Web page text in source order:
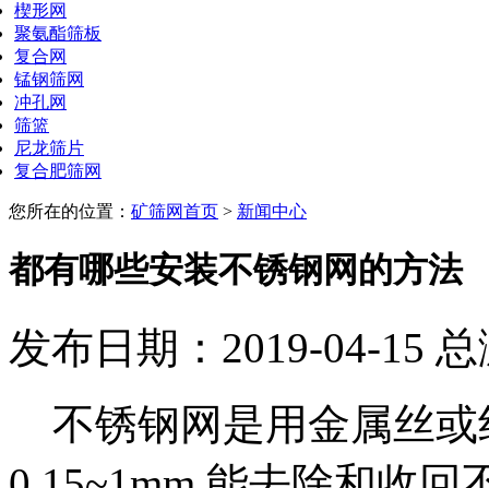
楔形网
聚氨酯筛板
复合网
锰钢筛网
冲孔网
筛篮
尼龙筛片
复合肥筛网
您所在的位置： 矿筛网首页 > 新闻中心
都有哪些安装不锈钢网的方法
发布日期：2019-04-15
不锈钢网是用金属丝或